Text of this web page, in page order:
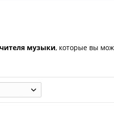
музыки, которые вы